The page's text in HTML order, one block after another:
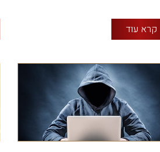
קרא עוד